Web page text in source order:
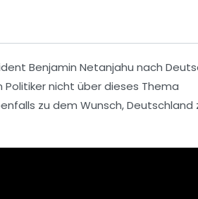
Benjamin Netanjahu nach
nicht über dieses Thema
zu dem Wunsch, Deutschland